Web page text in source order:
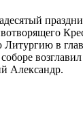
в
Александр.